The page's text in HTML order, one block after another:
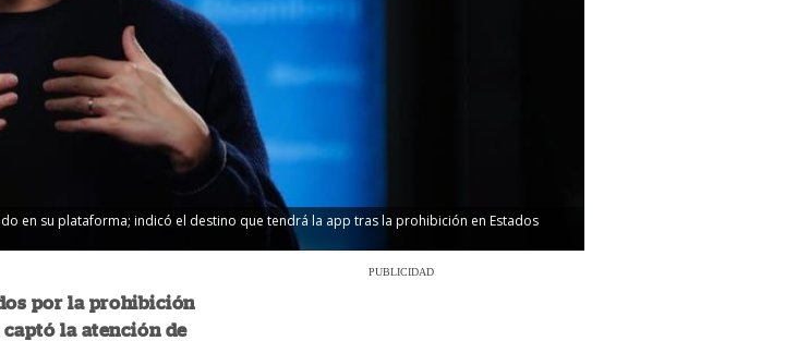
en su plataforma; indicó el destino que tendrá la app tras la prohibición en Estados
por la prohibición
captó la atención de
PUBLICIDAD